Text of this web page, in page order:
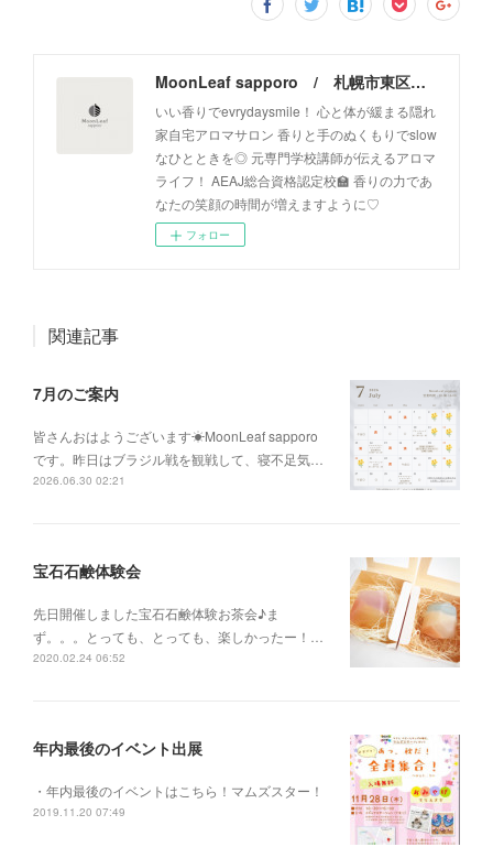
MoonLeaf sapporo / 札幌市東区の100種類以上の香りが楽しめるアロマスクール＆トリートメントサロン
いい香りでevrydaysmile！ 心と体が緩まる隠れ
家自宅アロマサロン 香りと手のぬくもりでslow
なひとときを◎ 元専門学校講師が伝えるアロマ
ライフ！ AEAJ総合資格認定校🏫 香りの力であ
なたの笑顔の時間が増えますように♡
フォロー
関連記事
7月のご案内
皆さんおはようございます☀MoonLeaf sapporo
です。昨日はブラジル戦を観戦して、寝不足気…
2026.06.30 02:21
宝石石鹸体験会
先日開催しました宝石石鹸体験お茶会♪ま
ず。。。とっても、とっても、楽しかったー！…
2020.02.24 06:52
年内最後のイベント出展
・年内最後のイベントはこちら！マムズスター！
2019.11.20 07:49